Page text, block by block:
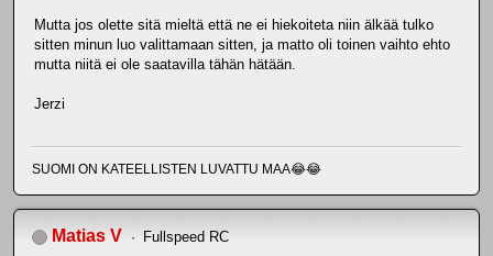
Mutta jos olette sitä mieltä että ne ei hiekoiteta niin älkää tulko
sitten minun luo valittamaan sitten, ja matto oli toinen vaihto ehto
mutta niitä ei ole saatavilla tähän hätään.
Jerzi
SUOMI ON KATEELLISTEN LUVATTU MAA😂😂
Matias V Fullspeed RC